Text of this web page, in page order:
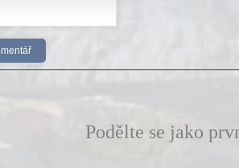
Podělte se jako